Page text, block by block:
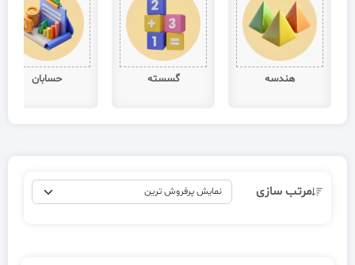
هندسه گسسته حسابان
مرتب سازی